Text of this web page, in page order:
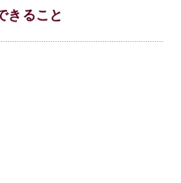
きること